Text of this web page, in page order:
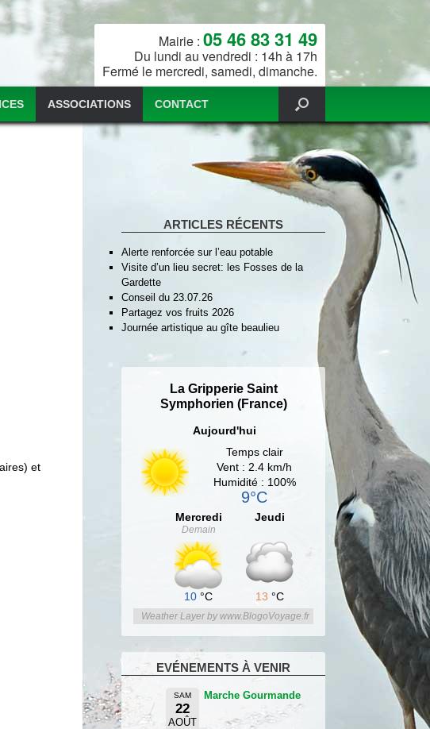
Mairie : 05 46 83 31 49
Du lundi au vendredi : 14h à 17h
Fermé le mercredi, samedi, dimanche.
ASSOCIATIONS CONTACT
et
ARTICLES RÉCENTS
Alerte renforcée sur l’eau potable
Visite d’un lieu secret: les Fosses de la
Gardette
Conseil du 23.07.26
Partagez vos fruits 2026
Journée artistique au gîte beaulieu
La Gripperie Saint
Symphorien (France)
Aujourd'hui
Temps clair
Vent : 2.4 km/h
Humidité : 100%
9°C
Mercredi
Demain
10 °C
Jeudi
13 °C
Weather Layer by www.BlogoVoyage.fr
EVÉNEMENTS À VENIR
SAM
22
AOÛT
Marche Gourmande